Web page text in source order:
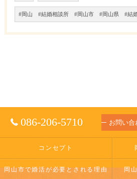
#岡山 #結婚相談所 #岡山市 #岡山県 #結
086-206-5710 お問い合
コンセプト
岡山市で婚活が必要とされる理由 岡